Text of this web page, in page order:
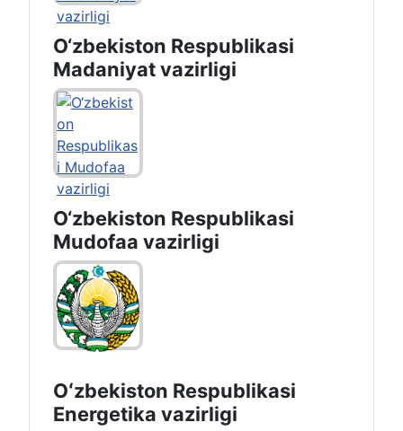
O‘zbekiston Respublikasi
Madaniyat vazirligi
O‘zbekiston Respublikasi
Mudofaa vazirligi
Oʻzbekiston Respublikasi
Energetika vazirligi